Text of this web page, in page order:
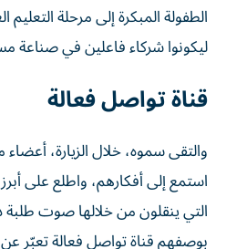
الطفولة المبكرة إلى مرحلة
ليكونوا شركاء فاعلين في صناعة
قناة تواصل فعالة
والتقى سموه، خلال الزيارة،
استمع إلى أفكارهم، واطلع على
التي ينقلون من خلالها صوت طلبة
بوصفهم قناة تواصل فعالة تعبّر